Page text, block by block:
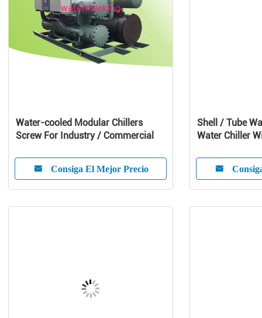
Water-cooled Modular Chillers
Screw For Industry / Commercial
Consiga El Mejor Precio
Shell / Tube
Water Chiller